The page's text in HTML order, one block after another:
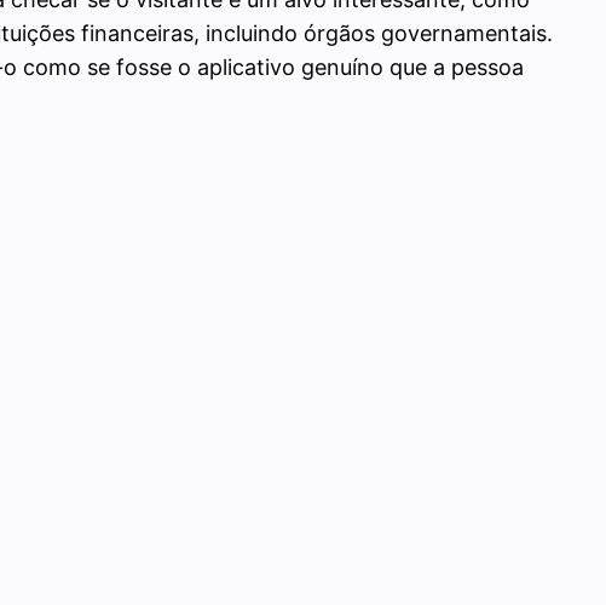
financeiras, incluindo órgãos governamentais.
como se fosse o aplicativo genuíno que a pessoa